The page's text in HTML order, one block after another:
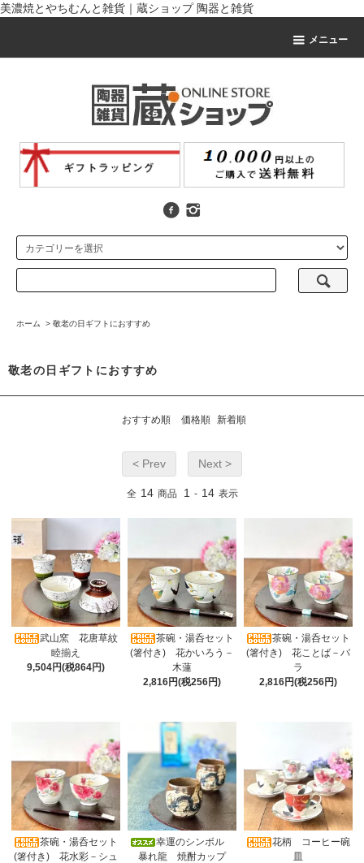
美濃焼とやちむんと雑貨｜蔵ショップ 陶器と雑貨
メニュー
ホーム > 敬老の日ギフトにおすすめ
敬老の日ギフトにおすすめ
おすすめ順 価格順 新着順
< Prev Next >
全 14 商品 1 - 14 表示
武山窯 花唐草紋
睦揃え
9,504円(税864円)
茶碗・湯呑セット
(箸付き) 花かいろう－
木蓮
2,816円(税256円)
茶碗・湯呑セット
(箸付き) 花ことば－バ
ラ
2,816円(税256円)
茶碗・湯呑セット
(箸付き) 花水彩－シュ
幸運のシンボル
暴れ龍 焼酎カップ
花柄 コーヒー碗
皿